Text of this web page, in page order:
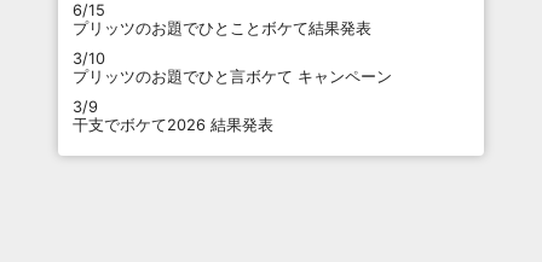
6/15
プリッツのお題でひとことボケて結果発表
3/10
プリッツのお題でひと言ボケて キャンペーン
3/9
干支でボケて2026 結果発表